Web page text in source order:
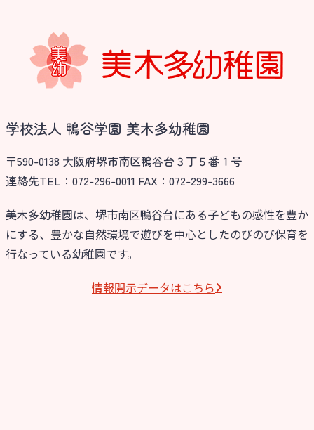
学校法人 鴨谷学園 美木多幼稚園
〒590-0138 ⼤阪府堺市南区鴨⾕台３丁５番１号
連絡先TEL：072-296-0011 FAX：072-299-3666
美木多幼稚園は、堺市南区鴨谷台にある子どもの感性を豊か
にする、豊かな自然環境で遊びを中心としたのびのび保育を
行なっている幼稚園です。
情報開⽰データはこちら